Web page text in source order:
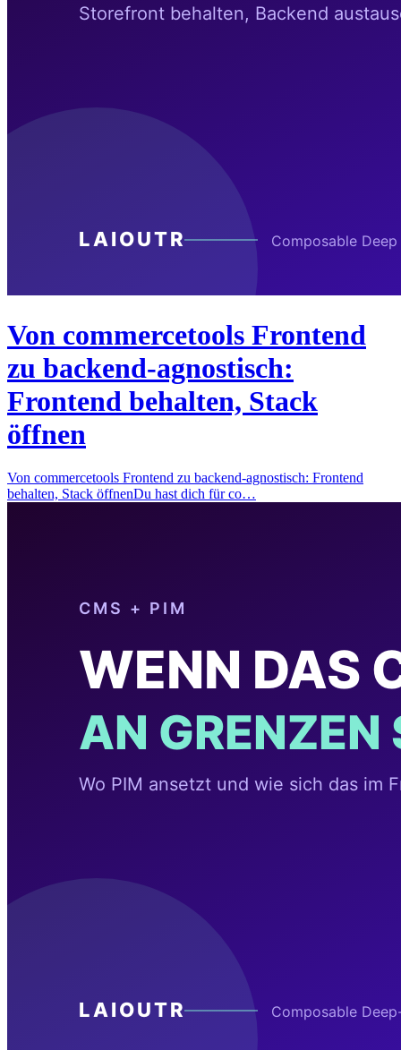
Von commercetools Frontend
zu backend-agnostisch:
Frontend behalten, Stack
öffnen
Von commercetools Frontend zu backend-agnostisch: Frontend
behalten, Stack öffnenDu hast dich für co…